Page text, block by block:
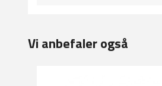
Vi anbefaler også